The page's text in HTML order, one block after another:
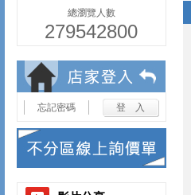
總瀏覽人數
279542800
忘記密碼